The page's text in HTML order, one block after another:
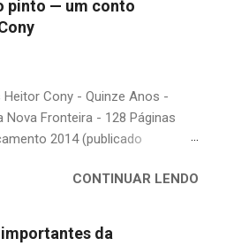
avaliação burocrática na escola e
adquirindo uma certa
a determinado livro ou autor
o contrário. É surpreendente
segunda visita a essas
em nossa maturidade, pode
bem ali na nossa estante.
limitação de apenas 20
pinto — um conto
Heitor Cony - Quinze Anos -
Nova Fronteira - 128 Páginas
2014 (publicado
contos sobre a infância
e sensíveis,
CONTINUAR LENDO
da